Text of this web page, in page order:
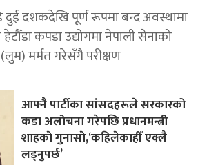
दुई दशकदेखि पूर्ण रूपमा बन्द अवस्थामा
कपडा उद्योगमा नेपाली सेनाको
मर्मत गरेसँगै परीक्षण
आफ्नै पार्टीका सांसदहरूले सरकारको
कडा अलोचना गरेपछि प्रधानमन्त्री
शाहकाे गुनासाे,‘कहिलेकाहीँ एक्लै
लड्नुपर्छ’